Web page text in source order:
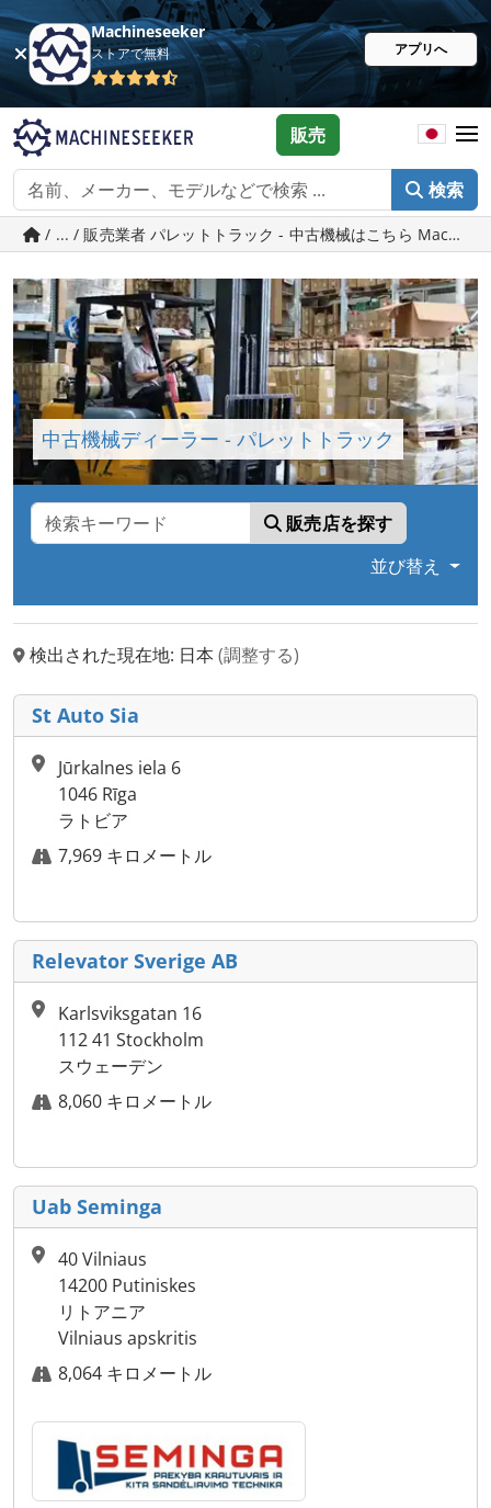
Machineseeker
ストアで無料 アプリへ
検索
販売
/ ... / 販売業者 パレットトラック - 中古機械はこちら
中古機械ディーラー - パレットトラック
販売店を探す
並び替え
検出された現在地: 日本 (調整する)
St Auto Sia
Jūrkalnes iela 6
1046 Rīga
ラトビア
7,969 キロメートル
Relevator Sverige AB
Karlsviksgatan 16
112 41 Stockholm
スウェーデン
8,060 キロメートル
Uab Seminga
40 Vilniaus
14200 Putiniskes
リトアニア
Vilniaus apskritis
8,064 キロメートル